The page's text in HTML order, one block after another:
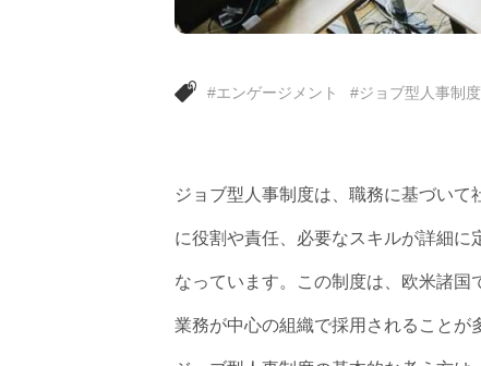
#エンゲージメント #ジョブ型人事制度
ジョブ型人事制度は、職務に基づい
に役割や責任、必要なスキルが詳細に
なっています。この制度は、欧米諸国
業務が中心の組織で採用されることが